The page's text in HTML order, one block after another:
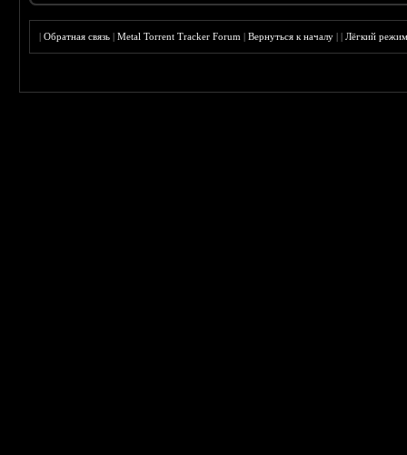
|Обратная связь |Metal Torrent Tracker Forum |Вернуться к началу ||Лёгкий